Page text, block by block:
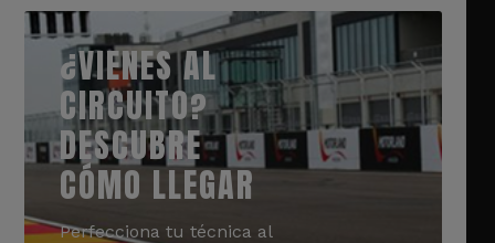
¿VIENES AL
CIRCUITO?
DESCUBRE
CÓMO LLEGAR
Perfecciona tu técnica al